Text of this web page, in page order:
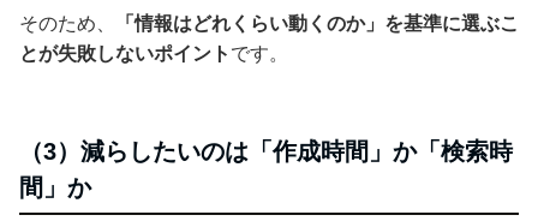
そのため、
「情報はどれくらい動くのか」を基準に選ぶこ
とが失敗しないポイント です。
（3）減らしたいのは「作成時間」か「検索時
間」か